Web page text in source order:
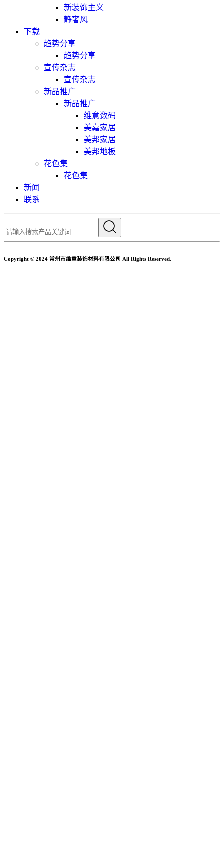
新装饰主义
静奢风
下载
趋势分享
趋势分享
宣传杂志
宣传杂志
新品推广
新品推广
维意数码
美嘉家居
美邦家居
美邦地板
花色集
花色集
新闻
联系
Copyright © 2024 常州市维意装饰材料有限公司 All Rights Reserved.